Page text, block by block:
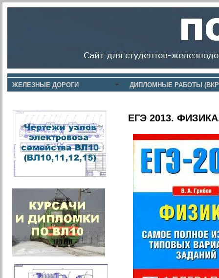
ЖЕЛЕЗНЫЕ ДОРОГИ ДИПЛОМНЫЕ РАБОТЫ
ЕГЭ 2013.